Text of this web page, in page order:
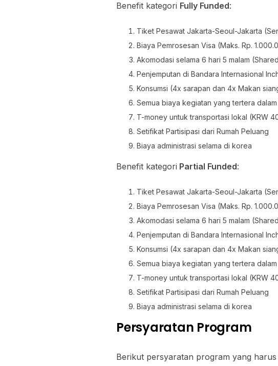
Benefit kategori Fully Funded:
Tiket Pesawat Jakarta-Seoul-Jakarta
Biaya Pemrosesan Visa (Maks. Rp.
Akomodasi selama 6 hari 5 malam
Penjemputan di Bandara Internasional
Konsumsi (4x sarapan dan 4x Makan
Semua biaya kegiatan yang tertera
T-money untuk transportasi lokal (KRW
Setifikat Partisipasi dari Rumah Peluang
Biaya administrasi selama di korea
Benefit kategori Partial Funded:
Tiket Pesawat Jakarta-Seoul-Jakarta
Biaya Pemrosesan Visa (Maks. Rp.
Akomodasi selama 6 hari 5 malam
Penjemputan di Bandara Internasional
Konsumsi (4x sarapan dan 4x Makan
Semua biaya kegiatan yang tertera
T-money untuk transportasi lokal (KRW
Setifikat Partisipasi dari Rumah Peluang
Biaya administrasi selama di korea
Persyaratan Program
Berikut persyaratan program yang harus